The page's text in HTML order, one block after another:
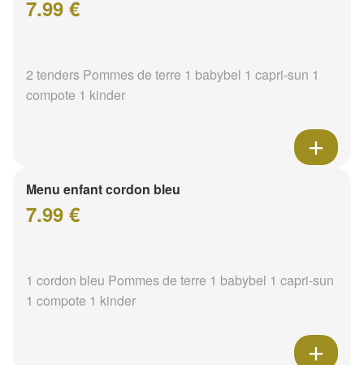
7.99 €
2 tenders Pommes de terre 1 babybel 1 capri-sun 1
compote 1 kinder
Menu enfant cordon bleu
7.99 €
1 cordon bleu Pommes de terre 1 babybel 1 capri-sun
1 compote 1 kinder